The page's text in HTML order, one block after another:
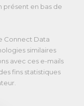
présent en bas de
Connect Data
similaires
avec ces e-mails
fins statistiques